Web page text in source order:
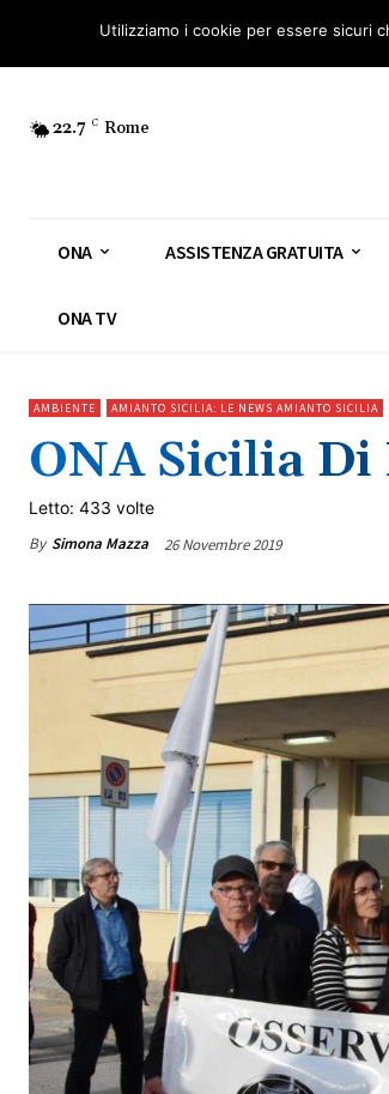
Osservatorio Nazionale Amianto: aderisci Diventa
22.7 C Rome
ONA ASSISTENZA GRATUITA
ONA TV
AMBIENTE AMIANTO SICILIA: LE NEWS AMIANTO SICILIA
ONA Sicilia
Letto: 433 volte
By Simona Mazza 26 Novembre 2019
Utilizziamo i cookie per essere sicuri